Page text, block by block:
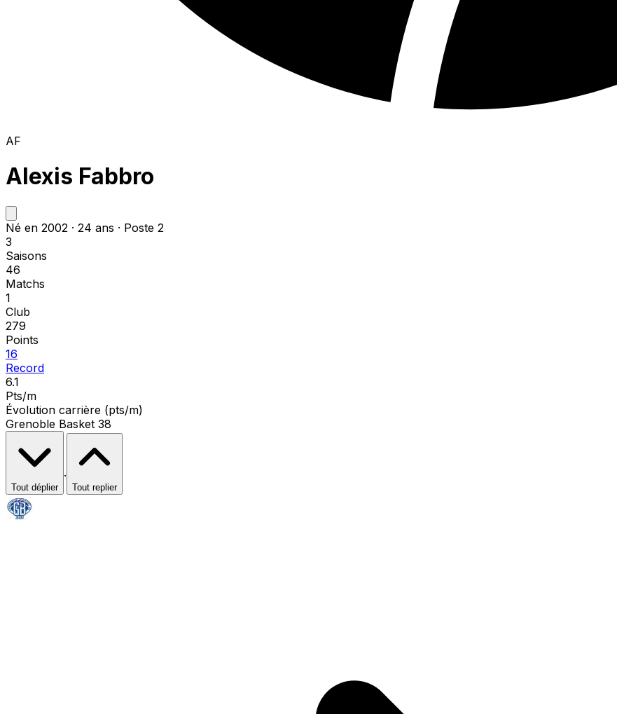
AF
Alexis Fabbro
Né en 2002 · 24 ans · Poste 2
3
Saisons
46
Matchs
1
Club
279
Points
16
Record
6.1
Pts/m
Évolution carrière (pts/m)
Grenoble Basket 38
Tout déplier
·
Tout replier